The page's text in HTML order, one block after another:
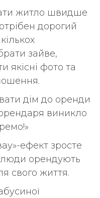
житло швидше
дорогий
зайве,
якісні фото та
дім до оренди
виникло
ефект зросте
орендують
свого життя.